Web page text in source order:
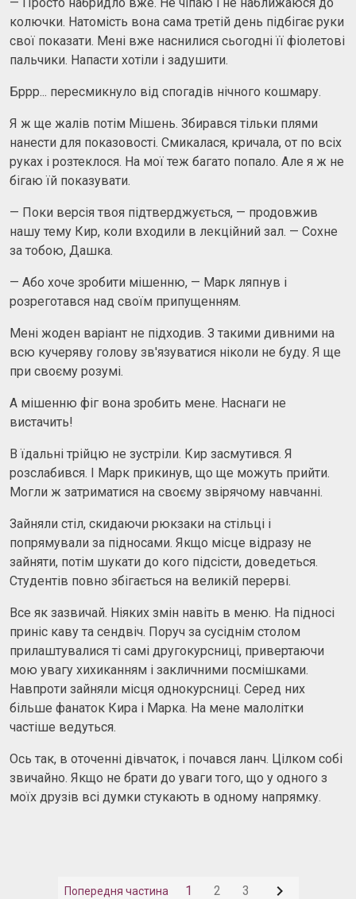
колючки. Натомість вона сама третій день підбігає руки
свої показати. Мені вже наснилися сьогодні її фіолетові
пальчики. Напасти хотіли і задушити.
Бррр... пересмикнуло від спогадів нічного кошмару.
Я ж ще жалів потім Мішень. Збирався тільки плями
нанести для показовості. Смикалася, кричала, от по всіх
руках і розтеклося. На мої теж багато попало. Але я ж не
бігаю їй показувати.
— Поки версія твоя підтверджується, — продовжив
нашу тему Кир, коли входили в лекційний зал. — Сохне
за тобою, Дашка.
— Або хоче зробити мішенню, — Марк ляпнув і
розреготався над своїм припущенням.
Мені жоден варіант не підходив. З такими дивними на
всю кучеряву голову зв'язуватися ніколи не буду. Я ще
при своєму розумі.
А мішенню фіг вона зробить мене. Наснаги не
вистачить!
В їдальні трійцю не зустріли. Кир засмутився. Я
розслабився. І Марк прикинув, що ще можуть прийти.
Могли ж затриматися на своєму звірячому навчанні.
Зайняли стіл, скидаючи рюкзаки на стільці і
попрямували за підносами. Якщо місце відразу не
зайняти, потім шукати до кого підсісти, доведеться.
Студентів повно збігається на великій перерві.
Все як зазвичай. Ніяких змін навіть в меню. На підносі
приніс каву та сендвіч. Поруч за сусіднім столом
прилаштувалися ті самі другокурсниці, привертаючи
мою увагу хихиканням і закличними посмішками.
Навпроти зайняли місця однокурсниці. Серед них
більше фанаток Кира і Марка. На мене малолітки
частіше ведуться.
Ось так, в оточенні дівчаток, і почався ланч. Цілком собі
звичайно. Якщо не брати до уваги того, що у одного з
моїх друзів всі думки стукають в одному напрямку.
Попередня частина 1 2 3 